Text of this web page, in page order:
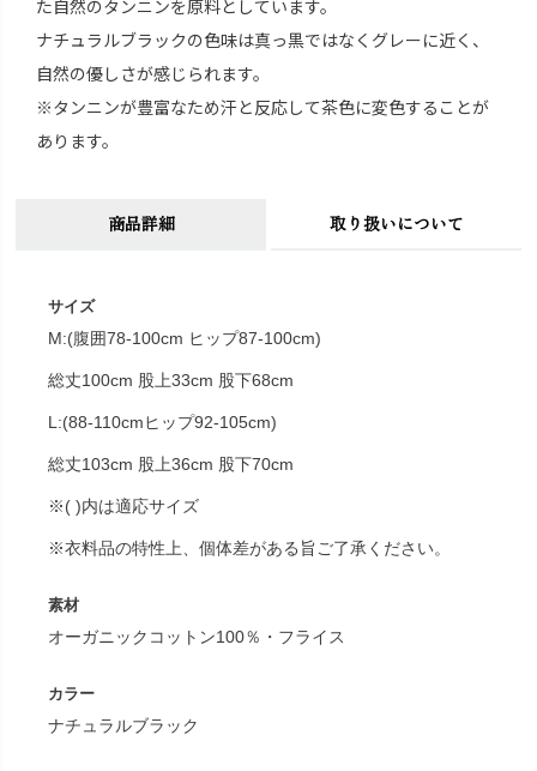
た自然のタンニンを原料としています。
ナチュラルブラックの色味は真っ黒ではなくグレーに近く、
自然の優しさが感じられます。
※タンニンが豊富なため汗と反応して茶色に変色することが
あります。
商品詳細 取り扱いについて
サイズ
M:(腹囲78-100cm ヒップ87-100cm)
総丈100cm 股上33cm 股下68cm
L:(88-110cmヒップ92-105cm)
総丈103cm 股上36cm 股下70cm
※( )内は適応サイズ
※衣料品の特性上、個体差がある旨ご了承ください。
素材
オーガニックコットン100％・フライス
カラー
ナチュラルブラック